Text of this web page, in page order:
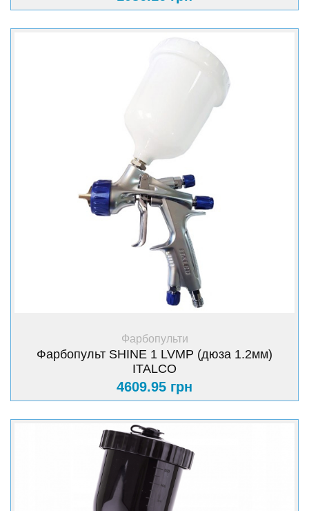
+ Купити
Фарбопульти
Фарбопульт SHINE 1 LVMP (дюза 1.2мм)
ITALCO
4609.95 грн